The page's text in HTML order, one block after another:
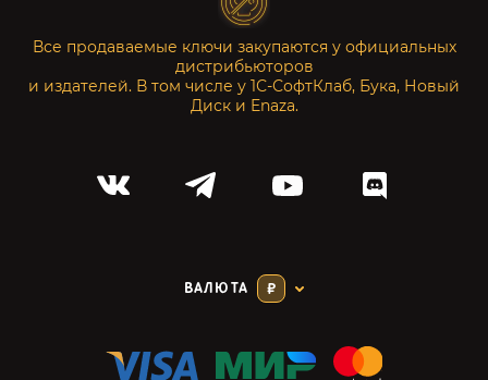
Все продаваемые ключи закупаются у официальных
дистрибьюторов
и издателей. В том числе у 1С-СофтКлаб, Бука, Новый
Диск и Enaza.
ВАЛЮТА ₽